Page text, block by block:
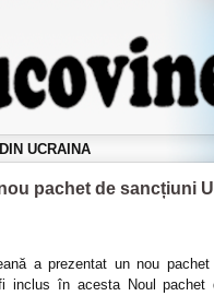
UCRAINA
pachet de sancțiuni
a prezentat un nou
inclus în acesta Noul pachet